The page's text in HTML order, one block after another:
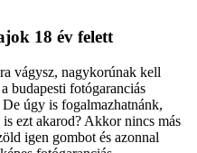
18 év felett
vágysz, nagykorúnak kell
budapesti fotógaranciás
úgy is fogalmazhatnánk,
ezt akarod? Akkor nincs más
igen gombot és azonnal